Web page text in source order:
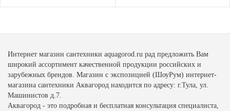
Интернет магазин сантехники aquagorod.ru рад предложить Вам
широкий ассортимент качественной продукции российских и
зарубежных брендов. Магазин с экспозицией (ШоуРум) интернет-
магазина сантехники Аквагород находится по адресу: г.Тула, ул.
Машинистов д.7.
Аквагород - это подробная и бесплатная консультация специалиста,